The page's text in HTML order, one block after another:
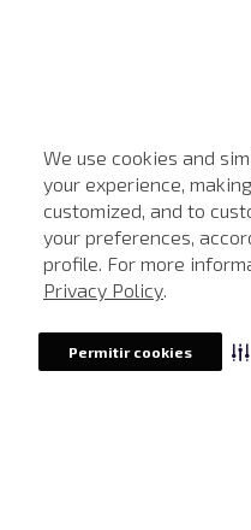
We use cookies and
your experience,
customized, and to
your preferences,
profile. For more
Privacy Policy.
Permitir cookies